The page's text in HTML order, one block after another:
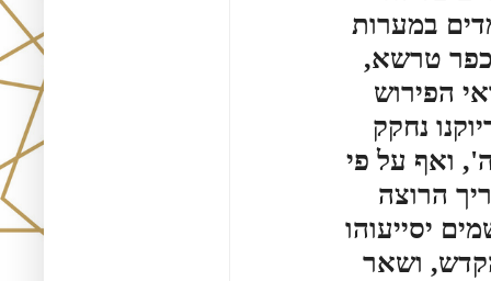
במערות
טרשא,
הפירוש
נחקק
ואף על פי
הרוצה
יסייעוהו
ושאר